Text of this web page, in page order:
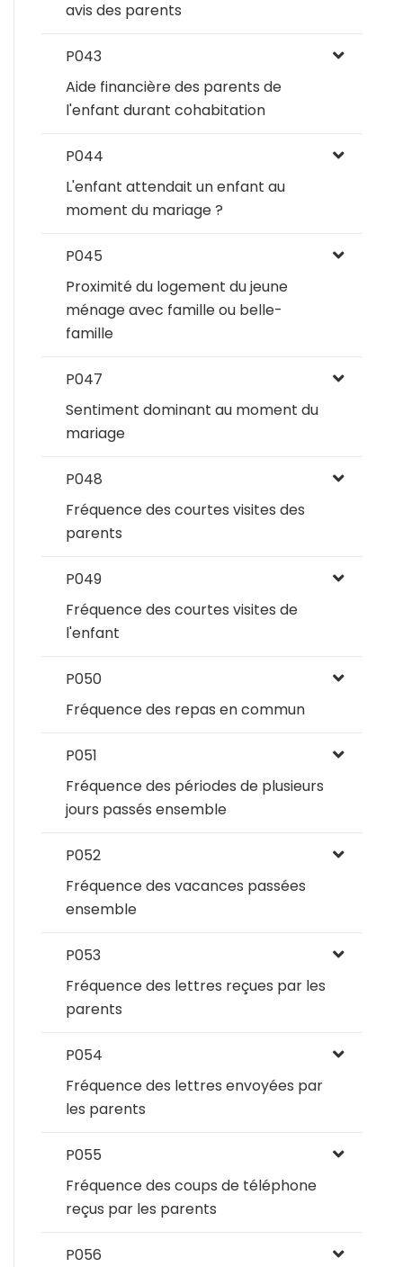
avis des parents
P043
Aide financière des parents de
l'enfant durant cohabitation
P044
L'enfant attendait un enfant au
moment du mariage ?
P045
Proximité du logement du jeune
ménage avec famille ou belle-
famille
P047
Sentiment dominant au moment du
mariage
P048
Fréquence des courtes visites des
parents
P049
Fréquence des courtes visites de
l'enfant
P050
Fréquence des repas en commun
P051
Fréquence des périodes de plusieurs
jours passés ensemble
P052
Fréquence des vacances passées
ensemble
P053
Fréquence des lettres reçues par les
parents
P054
Fréquence des lettres envoyées par
les parents
P055
Fréquence des coups de téléphone
reçus par les parents
P056